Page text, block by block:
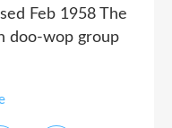
Feb 1958 The
doo-wop group